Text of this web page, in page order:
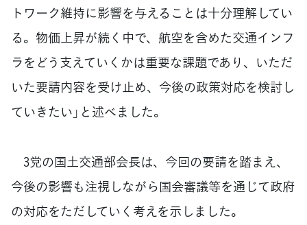
トワーク維持に影響を与えることは十分理解してい
る。物価上昇が続く中で、航空を含めた交通インフ
ラをどう支えていくかは重要な課題であり、いただ
いた要請内容を受け止め、今後の政策対応を検討し
ていきたい」と述べました。
3党の国土交通部会長は、今回の要請を踏まえ、
今後の影響も注視しながら国会審議等を通じて政府
の対応をただしていく考えを示しました。